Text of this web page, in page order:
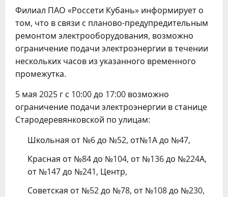
Филиал ПАО «Россети Кубань» информирует о
том, что в связи с планово-предупредительным
ремонтом электрооборудования, возможно
ограничение подачи электроэнергии в течении
нескольких часов из указанного временного
промежутка.
5 мая 2025 г с 10:00 до 17:00 возможно
ограничение подачи электроэнергии в станице
Стародеревянковской по улицам:
Школьная от №6 до №52, от№1А до №47,
Красная от №84 до №104, от №136 до №224А,
от №147 до №241, Центр,
Советская от №52 до №78, от №108 до №230,